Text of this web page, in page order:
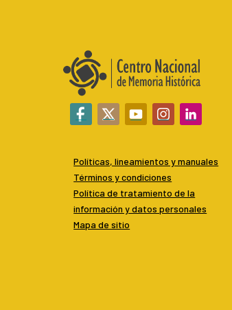
Políticas, lineamientos y manuales
Términos y condiciones
Política de tratamiento de la
información y datos personales
Mapa de sitio